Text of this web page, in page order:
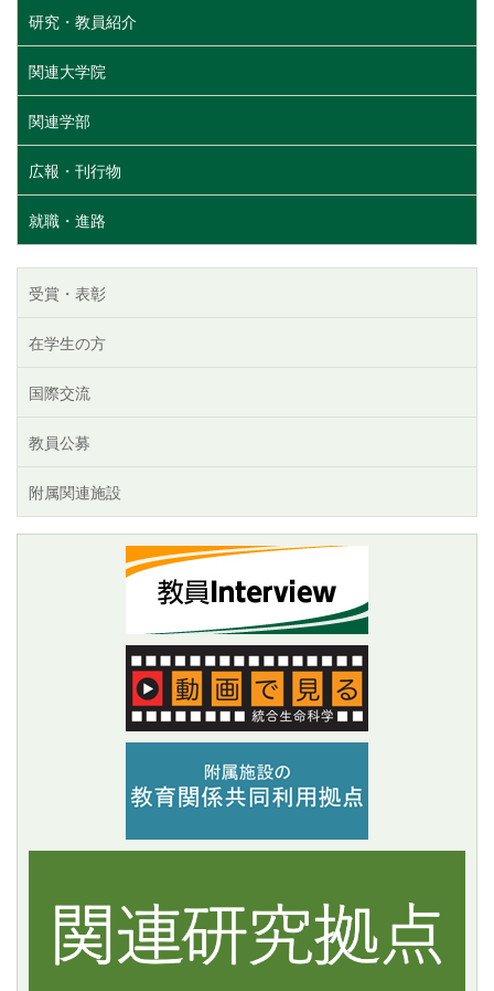
研究・教員紹介
関連大学院
関連学部
広報・刊行物
就職・進路
受賞・表彰
在学生の方
国際交流
教員公募
附属関連施設